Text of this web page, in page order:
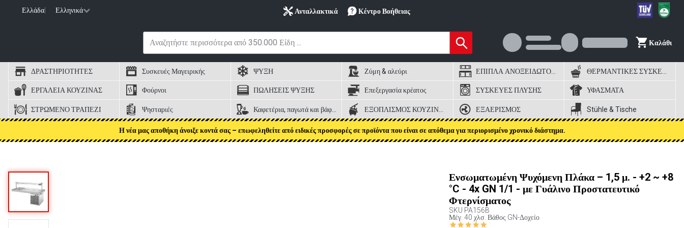
Ελλάδα Ελληνικά Ανταλλακτικά Κέντρο Βοήθειας
Καλάθι
ΔΡΑΣΤΗΡΙΟΤΗΤΕΣ Συσκευές Μαγειρικής ΨΥΞΗ Ζύμη & αλεύρι ΕΠΙΠΛΑ ΑΝΟΞΕΙΔΩΤΟΣ ΧΑΛΥΒΑΣ
ΕΡΓΑΛΕΙΑ ΚΟΥΖΙΝΑΣ Φούρνοι ΠΩΛΗΣΕΙΣ ΨΥΞΗΣ Επεξεργασία κρέατος ΣΥΣΚΕΥΕΣ ΠΛΥΣΗΣ ΥΦΑΣΜΑΤΑ
ΣΤΡΩΜΕΝΟ ΤΡΑΠΕΖΙ Ψησταριές Καφετέρια, παγωτά και βάφλες ΕΞΑΕΡΙΣΜΟΣ Stühle & Tische
Η νέα μας αποθήκη άνοιξε κοντά σας – επωφεληθείτε από ειδικές προσφορές σε προϊόντα που είναι σε απόθεμα για περιορισμένο χρονικό διάστημα.
Ενσωματωμένη Ψυχόμενη Πλάκα – 1,5 μ. - +2 ~ +8
°C - 4x GN 1/1 - με Γυάλινο Προστατευτικό
Φτερνίσματος
SKU PA156B
Μέγ. 40 χλσ. Βάθος GN-Δοχείο